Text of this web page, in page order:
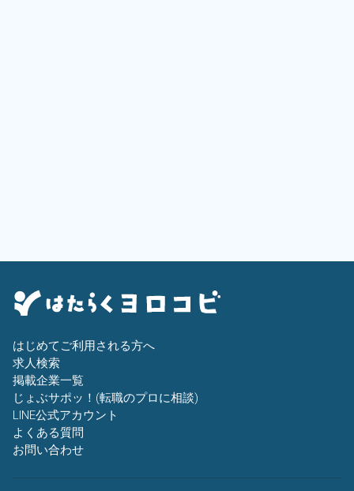
はじめてご利用される方へ
求人検索
掲載企業一覧
じょぶサポッ！(転職のプロに相談)
LINE公式アカウント
よくある質問
お問い合わせ